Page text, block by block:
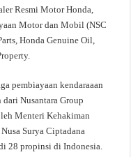
Resmi Motor Honda,
Motor dan Mobil (NSC
Honda Genuine Oil,
pembiayaan kendaraaan
Nusantara Group
Menteri Kehakiman
Surya Ciptadana
28 propinsi di Indonesia.